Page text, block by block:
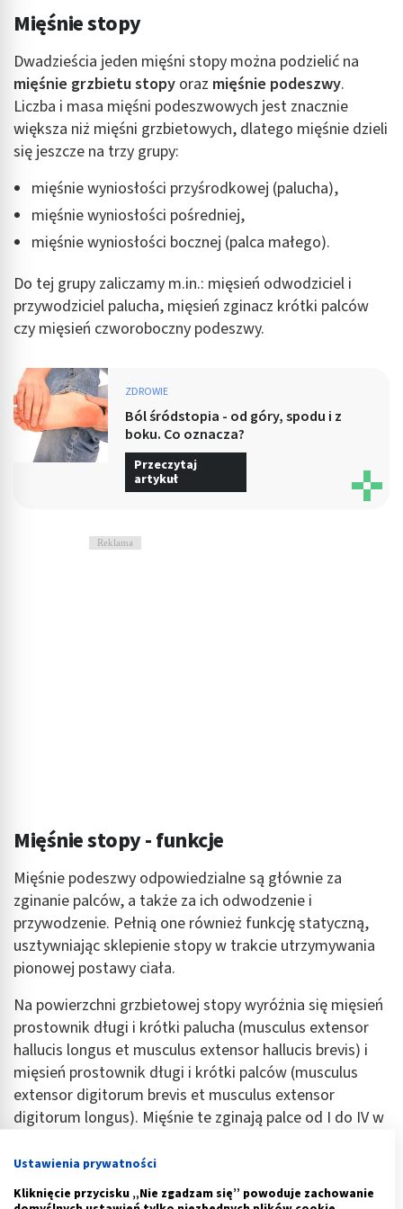
Mięśnie stopy
Dwadzieścia jeden mięśni stopy można podzielić na
mięśnie grzbietu stopy oraz mięśnie podeszwy.
Liczba i masa mięśni podeszwowych jest znacznie
większa niż mięśni grzbietowych, dlatego mięśnie dzieli
się jeszcze na trzy grupy:
mięśnie wyniosłości przyśrodkowej (palucha),
mięśnie wyniosłości pośredniej,
mięśnie wyniosłości bocznej (palca małego).
Do tej grupy zaliczamy m.in.: mięsień odwodziciel i
przywodziciel palucha, mięsień zginacz krótki palców
czy mięsień czworoboczny podeszwy.
ZDROWIE
Ból śródstopia - od góry, spodu i z
boku. Co oznacza?
Przeczytaj
artykuł
Reklama
Mięśnie stopy - funkcje
Mięśnie podeszwy odpowiedzialne są głównie za
zginanie palców, a także za ich odwodzenie i
przywodzenie. Pełnią one również funkcję statyczną,
usztywniając sklepienie stopy w trakcie utrzymywania
pionowej postawy ciała.
Na powierzchni grzbietowej stopy wyróżnia się mięsień
prostownik długi i krótki palucha (musculus extensor
hallucis longus et musculus extensor hallucis brevis) i
mięsień prostownik długi i krótki palców (musculus
extensor digitorum brevis et musculus extensor
digitorum longus). Mięśnie te zginają palce od I do IV w
rozstawiają.
Reklama
Ustawienia prywatności
Kliknięcie przycisku „Nie zgadzam się” powoduje zachowanie